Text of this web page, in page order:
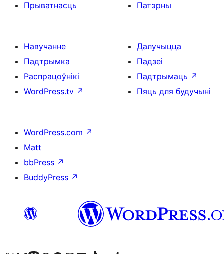
Прыватнасць
Патэрны
Навучанне
Падтрымка
Распрацоўнікі
WordPress.tv ↗
Далучыцца
Падзеі
Падтрымаць ↗
Пяць для будучыні
WordPress.com ↗
Matt
bbPress ↗
BuddyPress ↗